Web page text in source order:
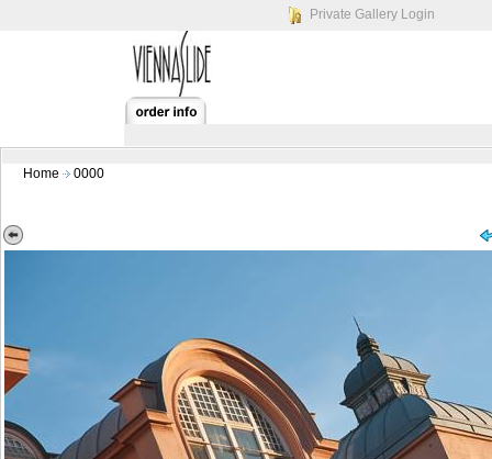
Private Gallery Login
Home 0000